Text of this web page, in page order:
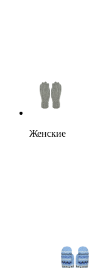
Женские